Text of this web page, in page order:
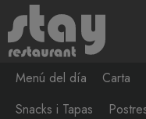
Menú del día Carta
Snacks i Tapas